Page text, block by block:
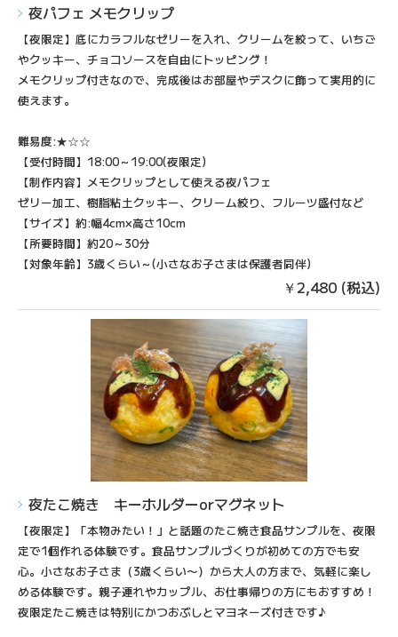
夜パフェ メモクリップ
【夜限定】底にカラフルなゼリーを入れ、クリームを絞って、いちご
やクッキー、チョコソースを自由にトッピング！
メモクリップ付きなので、完成後はお部屋やデスクに飾って実用的に
使えます。
難易度:★☆☆
【受付時間】18:00～19:00(夜限定)
【制作内容】メモクリップとして使える夜パフェ
ゼリー加工、樹脂粘土クッキー、クリーム絞り、フルーツ盛付など
【サイズ】約:幅4cm×高さ10cm
【所要時間】約20～30分
【対象年齢】3歳くらい～(小さなお子さまは保護者同伴)
￥2,480 (税込)
夜たこ焼き​ キーホルダーorマグネット
【夜限定】「本物みたい！」と話題のたこ焼き食品サンプルを、夜限
定で1個作れる体験です。食品サンプルづくりが初めての方でも安
心。小さなお子さま（3歳くらい〜）から大人の方まで、気軽に楽し
める体験です。親子連れやカップル、お仕事帰りの方にもおすすめ！
夜限定たこ焼きは特別にかつおぶしとマヨネーズ付きです♪